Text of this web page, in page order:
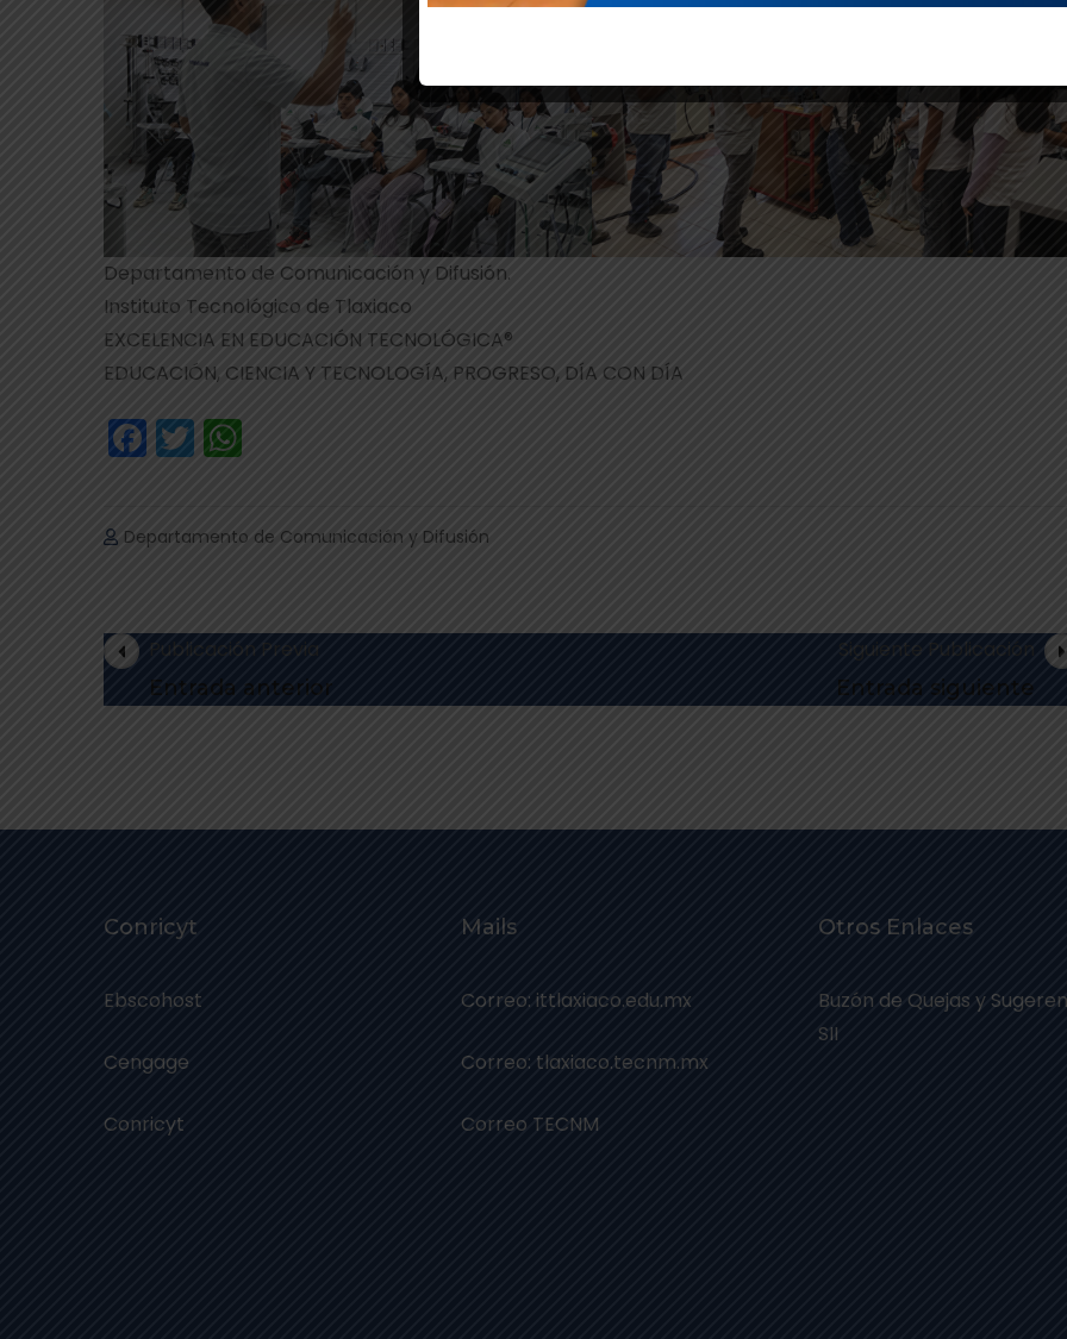
Departamento de Comunicación y Difusión.
Instituto Tecnológico de Tlaxiaco
EXCELENCIA EN EDUCACIÓN TECNOLÓGICA®
EDUCACIÓN, CIENCIA Y TECNOLOGÍA, PROGRESO, DÍA CON DÍA
Facebook
Twitter
Departamento de Comunicación y Difusión
Publicación Previa
Entrada anterior
Siguiente Publicación
Entrada siguiente
Conricyt
Ebscohost
Cengage
Conricyt
Mails
Correo: ittlaxiaco.edu.mx
Correo: tlaxiaco.tecnm.mx
Correo TECNM
Otros Enlaces
Buzón de Quejas y
SII